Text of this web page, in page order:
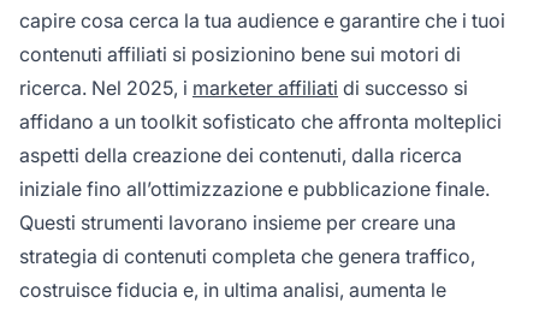
capire cosa cerca la tua audience e garantire che i tuoi
contenuti affiliati si posizionino bene sui motori di
ricerca. Nel 2025, i marketer affiliati di successo si
affidano a un toolkit sofisticato che affronta molteplici
aspetti della creazione dei contenuti, dalla ricerca
iniziale fino all’ottimizzazione e pubblicazione finale.
Questi strumenti lavorano insieme per creare una
strategia di contenuti completa che genera traffico,
costruisce fiducia e, in ultima analisi, aumenta le